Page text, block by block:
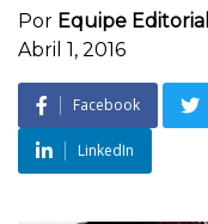
Por Equipe Editorial
Abril 1, 2016
Facebook
LinkedIn